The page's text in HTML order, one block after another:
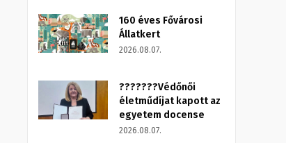
160 éves Fővárosi
Állatkert
2026.08.07.
???????Védőnői
életműdíjat kapott az
egyetem docense
2026.08.07.